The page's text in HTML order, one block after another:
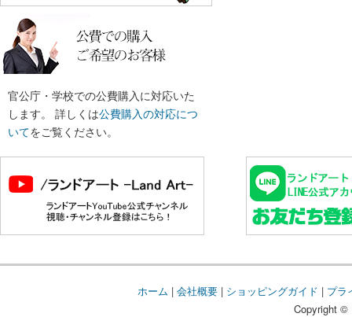
官公庁・学校での公費購入に対応いた
します。 詳しくは公費購入の対応につ
いてをご覧ください。
ホーム | 会社概要| ショッピングガイド | プラ
Copyright ©